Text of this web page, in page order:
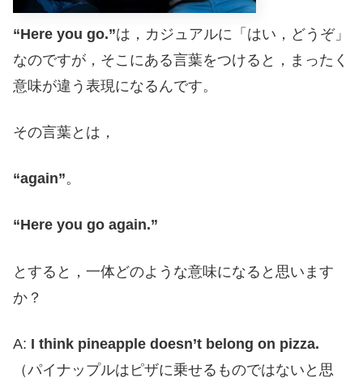
“Here you go.”は，カジュアルに「はい，どうぞ」
なのですが，そこにある言葉をつけると，まったく
意味が違う表現になるんです。
その言葉とは，
“again”。
“Here you go again.”
とすると，一体どのような意味になると思います
か？
A: I think pineapple doesn’t belong on pizza.
（パイナップルはピザに乗せるものではないと思